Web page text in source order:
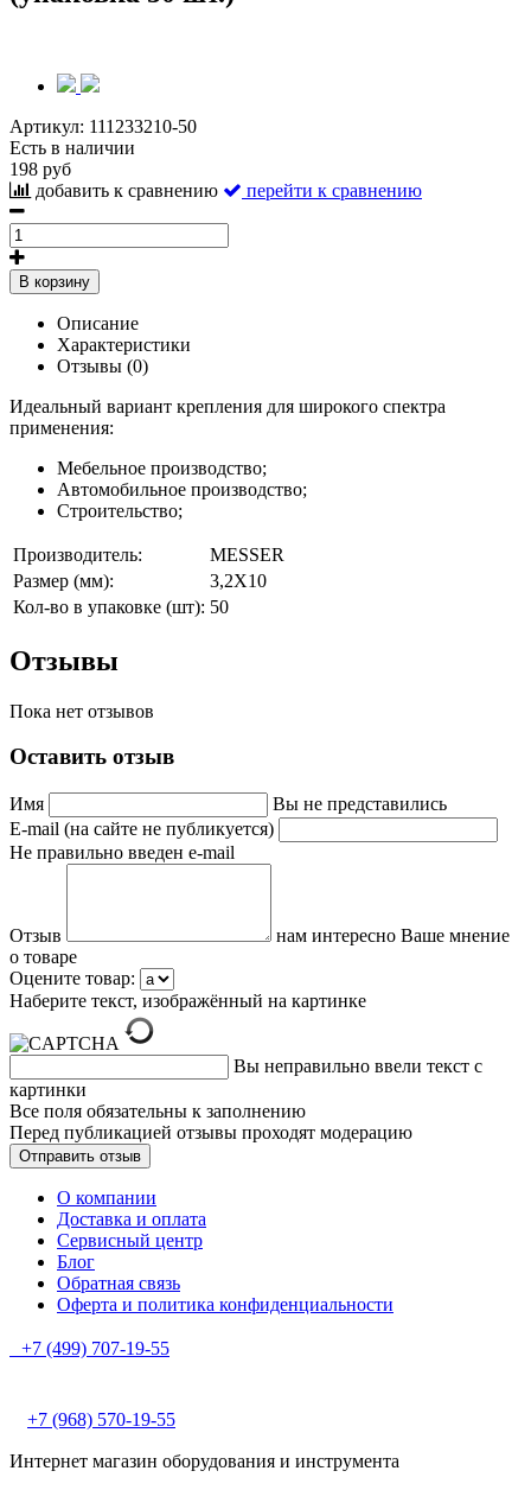
Артикул: 111233210-50
Есть в наличии
198 руб
добавить к сравнению
перейти к сравнению
В корзину
Описание
Характеристики
Отзывы (0)
Идеальный вариант крепления для широкого спектра
применения:
Мебельное производство;
Автомобильное производство;
Строительство;
Производитель:
MESSER
Размер (мм):
3,2X10
Кол-во в упаковке (шт): 50
Отзывы
Пока нет отзывов
Оставить отзыв
Имя
Вы не представились
E-mail (на сайте не публикуется)
Не правильно введен e-mail
Отзыв
нам интересно Ваше мнение
о товаре
Оцените товар:
Наберите текст, изображённый на картинке
Вы неправильно ввели текст с
картинки
Все поля обязательны к заполнению
Перед публикацией отзывы проходят модерацию
О компании
Доставка и оплата
Сервисный центр
Блог
Обратная связь
Оферта и политика конфиденциальности
+7 (499) 707-19-55
+7 (968) 570-19-55
Интернет магазин оборудования и инструмента